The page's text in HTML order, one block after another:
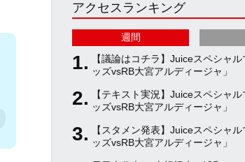
r
a
m
アクセスランキング
週間
【議論はコチラ】Juiceスペシャ
ッズvsRB大宮アルディージャ」
【テキスト実況】Juiceスペシャ
ッズvsRB大宮アルディージャ」
【スタメン発表】Juiceスペシャ
ッズvsRB大宮アルディージャ」